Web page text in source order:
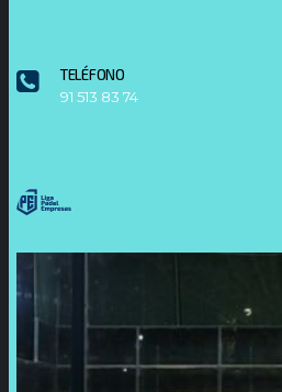
TELÉFONO
91 513 83 74